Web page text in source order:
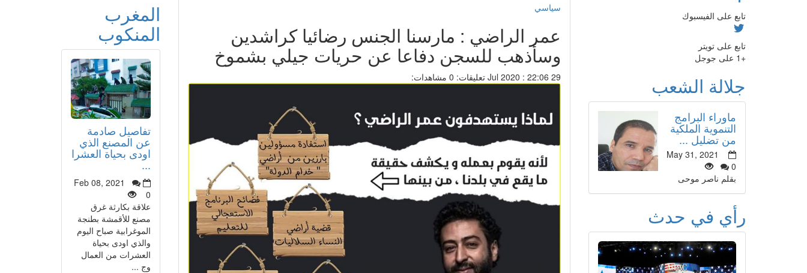
المغرب
المنكوب
تفاصيل صادمة
عن المصنع الذي
اودى بحياة العشرا
...
Feb 08, 2021
0
علاقة بكارثة غرق
مصنع للأقمشة بطنجة
الموغرابية صباح اليوم
والذي اودى بحياة
العشرات من العمال
وج ...
سياسي
عمر الراضي : مارسنا الجنس رضائيا كراشدين
وسأذهب للسجن دفاعا عن حريات جيلي بشموخ
29 Jul 2020 : 22:06 تعليقات: 0 مشاهدات:
تابع على الفيسبوك
تابع على تويتر
+1 على جوجل
جلالة الشعب
ماوراء البرامج
التنموية الملكية
من تضليل ...
May 31, 2021
0
بقلم ناصر موحى
رأي في حدث